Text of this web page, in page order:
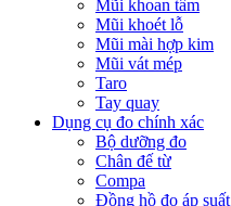
Mũi khoan tâm
Mũi khoét lỗ
Mũi mài hợp kim
Mũi vát mép
Taro
Tay quay
Dụng cụ đo chính xác
Bộ dưỡng đo
Chân đế từ
Compa
Đồng hồ đo áp suất